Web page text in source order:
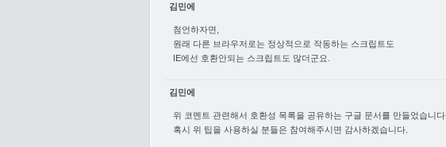
김민에
첨언하자면,
원래 다른 브라우저로는 정상적으로 작동하는 스크립트도
IE에선 호환안되는 스크립트도 많더군요.
김민에
위 코멘트 관련해서 호환성 목록을 공유하는 구글 문서를 만들었습니다.
혹시 위 팁을 사용하실 분들은 참여해주시면 감사하겠습니다.